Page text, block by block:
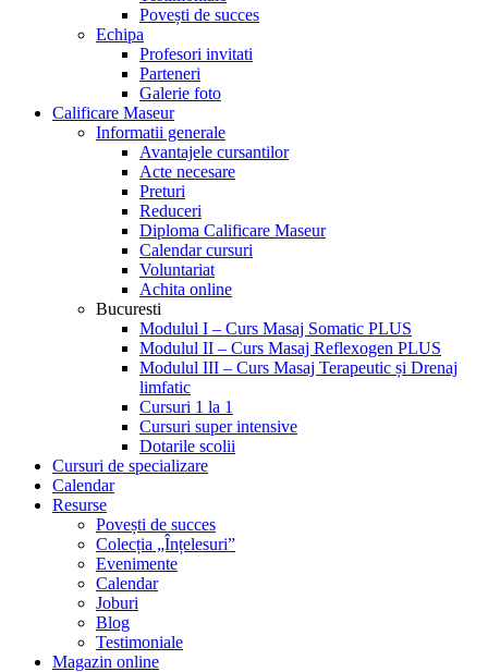
Povești de succes
Echipa
Profesori invitati
Parteneri
Galerie foto
Calificare Maseur
Informatii generale
Avantajele cursantilor
Acte necesare
Preturi
Reduceri
Diploma Calificare Maseur
Calendar cursuri
Voluntariat
Achita online
Bucuresti
Modulul I – Curs Masaj Somatic PLUS
Modulul II – Curs Masaj Reflexogen PLUS
Modulul III – Curs Masaj Terapeutic și Drenaj
limfatic
Cursuri 1 la 1
Cursuri super intensive
Dotarile scolii
Cursuri de specializare
Calendar
Resurse
Povești de succes
Colecția „Înțelesuri”
Evenimente
Calendar
Joburi
Blog
Testimoniale
Magazin online